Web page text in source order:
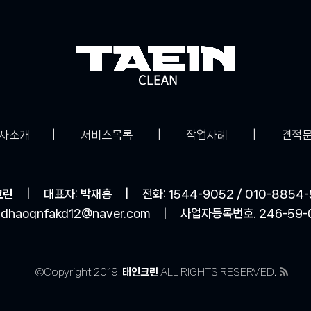
소개 서비스목록 작업사례 견적
린 | 대표자: 박재홍 | 전화: 1544-9052 / 010-
dhaoqnfakd12@naver.com| 사업자등록번호. 246-
©Copyright 2019. 태인크린ALL RIGHTS RESERVED.